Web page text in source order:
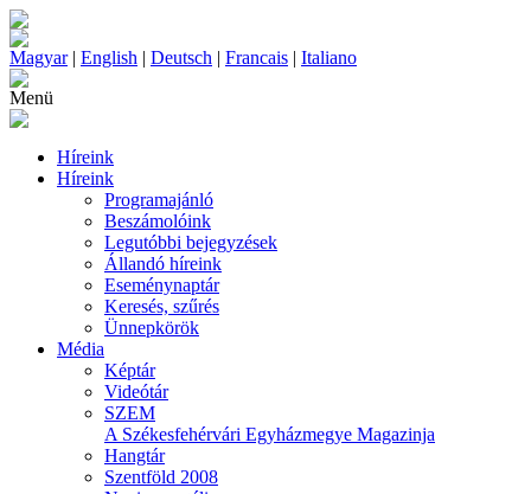
Magyar| English | Deutsch | Francais | Italiano
Menü
Híreink
Híreink
Programajánló
Beszámolóink
Legutóbbi bejegyzések
Állandó híreink
Eseménynaptár
Keresés, szűrés
Ünnepkörök
Média
Képtár
Videótár
SZEM
A Székesfehérvári Egyházmegye Magazinja
Hangtár
Szentföld 2008